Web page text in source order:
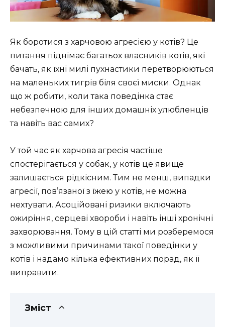
Як боротися з харчовою агресією у котів? Це
питання піднімає багатьох власників котів, які
бачать, як їхні милі пухнастики перетворюються
на маленьких тигрів біля своєї миски. Однак
що ж робити, коли така поведінка стає
небезпечною для інших домашніх улюбленців
та навіть вас самих?
У той час як харчова агресія частіше
спостерігається у собак, у котів це явище
залишається рідкісним. Тим не менш, випадки
агресії, пов’язаної з їжею у котів, не можна
нехтувати. Асоційовані ризики включають
ожиріння, серцеві хвороби і навіть інші хронічні
захворювання. Тому в цій статті ми розберемося
з можливими причинами такої поведінки у
котів і надамо кілька ефективних порад, як її
виправити.
Зміст